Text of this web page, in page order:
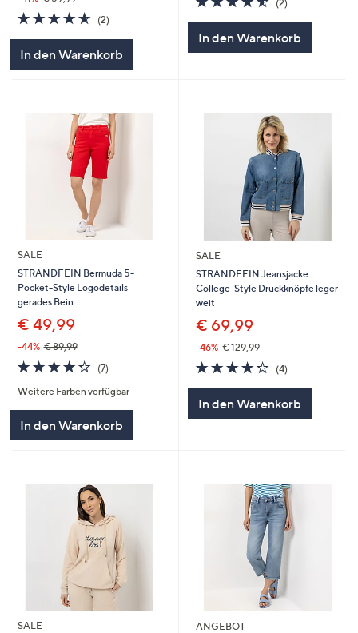
4.5
von
5
(2)
In den Warenkorb
von
(2)
In den Warenkorb
SALE
STRANDFEIN Bermuda 5-
Pocket-Style Logodetails
gerades Bein
€ 49,99
-44% € 89,99
4.3
von
5
(7)
Weitere Farben verfügbar
In den Warenkorb
SALE
STRANDFEIN Jeansjacke
College-Style Druckknöpfe leger
weit
€ 69,99
-46% € 129,99
4.2
von
5
(4)
In den Warenkorb
SALE
ANGEBOT